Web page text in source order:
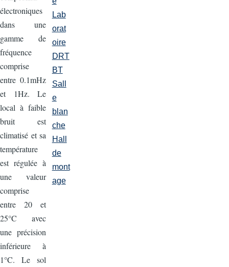
électroniques
dans une
gamme de
fréquence
comprise
entre 0.1mHz
et 1Hz. Le
local à faible
bruit est
climatisé et sa
température
est régulée à
une valeur
comprise
entre 20 et
25°C avec
une précision
inférieure à
1°C. Le sol
Lab
orat
oire
DRT
BT
Sall
e
blan
che
Hall
de
mont
age